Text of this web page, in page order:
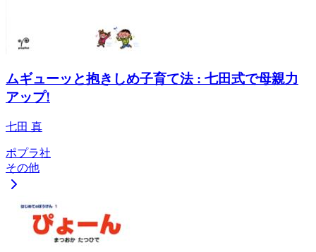
ムギューッと抱きしめ子育て法 : 七田式で母親力
アップ!
七田 真
ポプラ社
その他